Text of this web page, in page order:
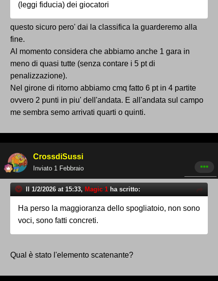
(leggi fiducia) dei giocatori
questo sicuro pero' dai la classifica la guarderemo alla
fine.
Al momento considera che abbiamo anche 1 gara in
meno di quasi tutte (senza contare i 5 pt di
penalizzazione).
Nel girone di ritorno abbiamo cmq fatto 6 pt in 4 partite
ovvero 2 punti in piu' dell'andata. E all'andata sul campo
me sembra semo arrivati quarti o quinti.
CrossdiSussi
Inviato 1 Febbraio
Il 1/2/2026 at 15:33, Magic 1 ha scritto:
Ha perso la maggioranza dello spogliatoio, non sono
voci, sono fatti concreti.
Qual è stato l'elemento scatenante?